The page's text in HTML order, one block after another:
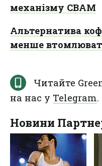
механізму CBAM
Альтернатива
менше
Читайте
на нас у Telegram.